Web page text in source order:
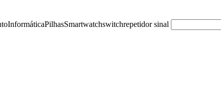
InformáticaPilhasSmartwatchswitchrepetidor sinal